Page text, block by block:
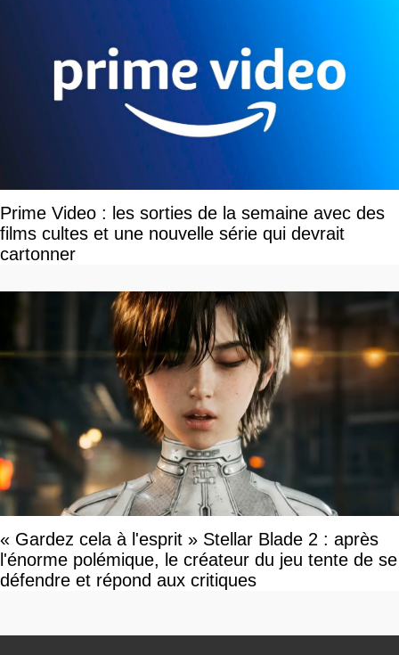
Prime Video : les sorties de la semaine avec des
films cultes et une nouvelle série qui devrait
cartonner
« Gardez cela à l'esprit » Stellar Blade 2 : après
l'énorme polémique, le créateur du jeu tente de se
défendre et répond aux critiques